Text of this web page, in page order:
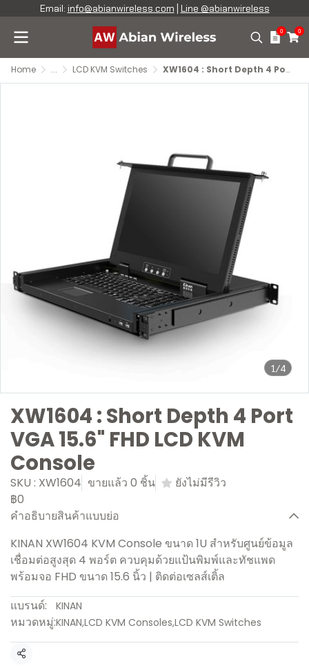
Email: info@abianwireless.com Line @abianwireless
0 0
Home ... LCD KVM Switches XW1604 : Short Depth 4 Port VGA 15.6" FHD LCD KVM Console
1/4
XW1604 : Short Depth 4 Port
VGA 15.6" FHD LCD KVM
Console
SKU : XW1604 ขายแล้ว 0 ชิ้น
ยังไม่มีรีวิว
฿0
คำอธิบายสินค้าแบบย่อ
KINAN XW1604 KVM Console ขนาด 1U สำหรับศูนย์ข้อมูล
เชื่อมต่อสูงสุด 4 พอร์ต ควบคุมด้วยแป้นพิมพ์และทัชแพด
พร้อมจอ FHD ขนาด 15.6 นิ้ว | ติดต่อเซลส์เติ้ล
แบรนด์:
KINAN
หมวดหมู่:KINAN,LCD KVM Consoles,LCD KVM Switches
แชร์